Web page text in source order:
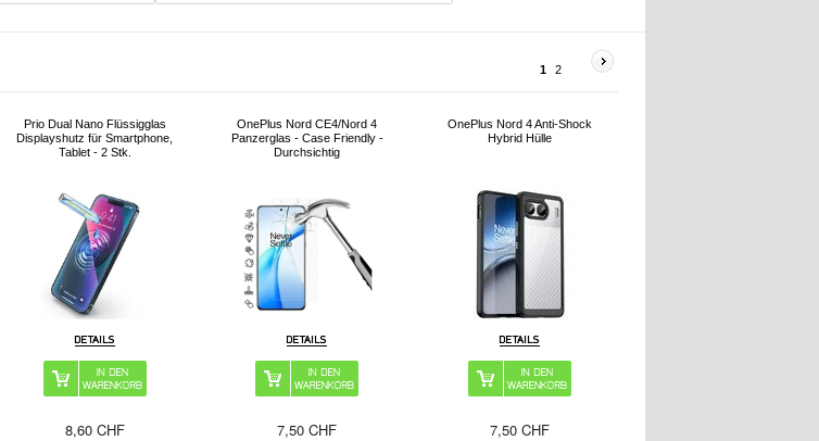
1 2
Prio Dual Nano Flüssigglas
Displayshutz für Smartphone,
Tablet - 2 Stk.
8,60 CHF
OnePlus Nord CE4/Nord 4
Panzerglas - Case Friendly -
Durchsichtig
7,50 CHF
OnePlus Nord 4 Anti-Shock
Hybrid Hülle
7,50 CHF